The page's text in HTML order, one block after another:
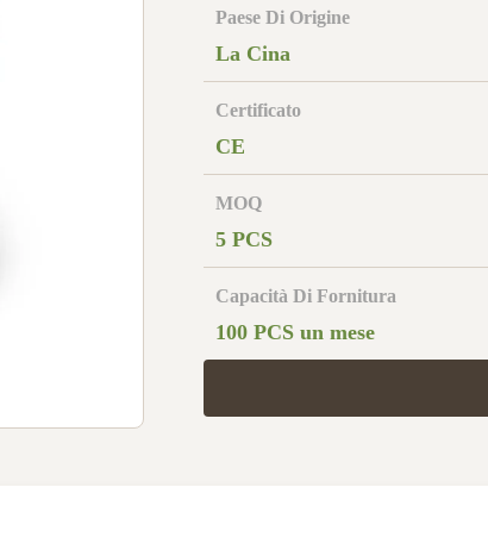
Paese Di Origine
La Cina
Certificato
CE
MOQ
5 PCS
Capacità Di Fornitura
100 PCS un mese